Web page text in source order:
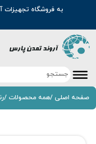
به فروشگاه
صفحه اصلیصفحه اصلی /همه محصولات /